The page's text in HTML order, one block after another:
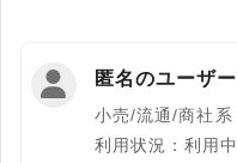
匿名のユーザー
小売/流通/商社系
利用状況：利用中